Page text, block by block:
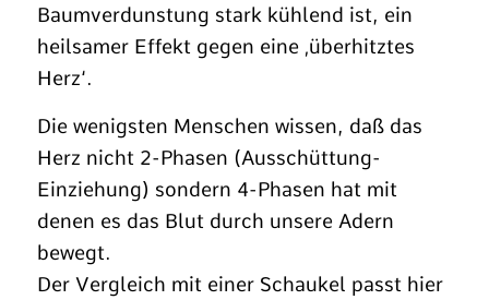
Baumverdunstung stark kühlend ist, ein
heilsamer Effekt gegen eine ‚überhitztes
Herz‘.
Die wenigsten Menschen wissen, daß das
Herz nicht 2-Phasen (Ausschüttung-
Einziehung) sondern 4-Phasen hat mit
denen es das Blut durch unsere Adern
bewegt.
Der Vergleich mit einer Schaukel passt hier